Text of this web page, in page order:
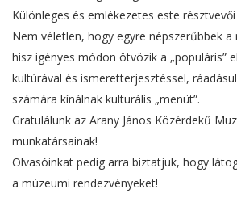
Különleges és emlékezetes este
Nem véletlen, hogy egyre népszerűbbek
hisz igényes módon ötvözik a „populáris”
kultúrával és ismeretterjesztéssel,
számára kínálnak kulturális „menüt”.
Gratulálunk az Arany János Közérdekű
munkatársainak!
Olvasóinkat pedig arra biztatjuk, hogy
a múzeumi rendezvényeket!